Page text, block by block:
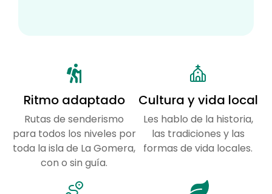
Ritmo adaptado
Rutas de senderismo
para todos los niveles por
toda la isla de La Gomera,
con o sin guía.
Cultura y vida local
Les hablo de la historia,
las tradiciones y las
formas de vida locales.